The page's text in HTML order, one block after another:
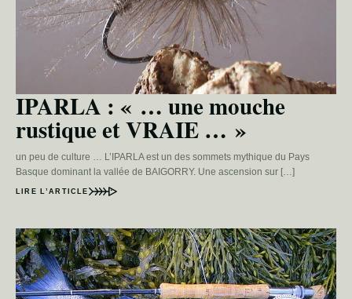
IPARLA : « … une mouche
rustique et VRAIE … »
un peu de culture … L’IPARLA est un des sommets mythique du Pays
Basque dominant la vallée de BAIGORRY. Une ascension sur […]
LIRE L’ARTICLE